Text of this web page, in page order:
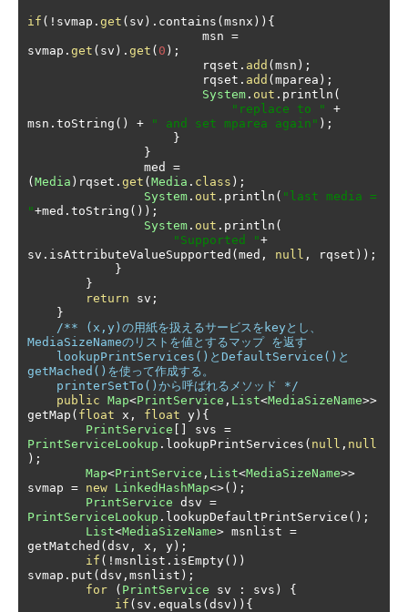
if (! svmap . get ( sv ). contains (msnx )){
                        msn
=
svmap . get ( sv ). get ( 0 );
                        rqset
. add (msn );
                        rqset
. add (mparea );
System . out . println (
"replace to "
+
msn . toString () + " and set mparea again" );
}
}
                med
=
(Media ) rqset . get (Media . class );
System . out . println ( "last media =
"+med . toString ());
System . out . println (
"Supported "+
sv . isAttributeValueSupported (med , null , rqset ));
}
}
return sv ;
}
/** (x,y)の用紙を扱えるサービスをkeyとし、
MediaSizeNameのリストを値とするマップ を返す
getMached()を使って作成する。
    printerSetTo()から呼ばれるメソッド */
public Map<PrintService , List<MediaSizeName>>
getMap ( float x , float y){
PrintService [] svs =
PrintServiceLookup . lookupPrintServices ( null , null
);
Map<PrintService , List<MediaSizeName>>
svmap = new LinkedHashMap<>();
PrintService dsv =
PrintServiceLookup . lookupDefaultPrintService ();
List<MediaSizeName> msnlist =
getMatched (dsv , x , y);
if (! msnlist . isEmpty())
svmap . put (dsv , msnlist );
for
( PrintService sv : svs )
{
if ( sv . equals (dsv )){